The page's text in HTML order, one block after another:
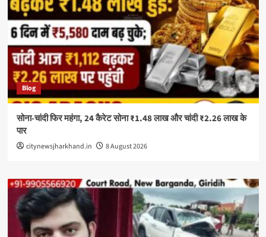
Blog
सोना-चांदी फिर महंगा, 24 कैरेट सोना ₹1.48 लाख और चांदी ₹2.26 लाख के
पार
citynewsjharkhand.in 8 August 2026